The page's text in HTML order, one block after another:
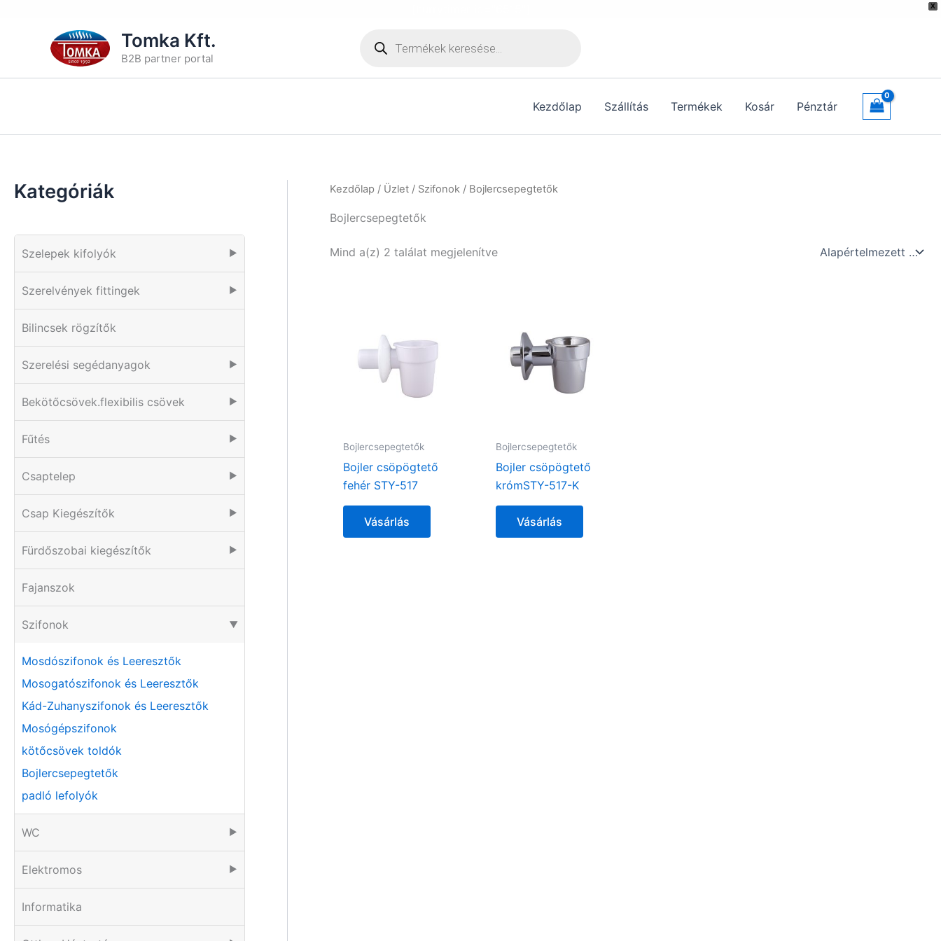
X
Tomka Kft.
B2B partner portal
search
Kezdőlap Szállítás Termékek Kosár Pénztár
Kategóriák
Szelepek kifolyók ▶
Szerelvények fittingek ▶
Bilincsek rögzítők
Szerelési segédanyagok ▶
Bekötőcsövek.flexibilis csövek ▶
Fűtés ▶
Csaptelep ▶
Csap Kiegészítők ▶
Fürdőszobai kiegészítők ▶
Fajanszok
Szifonok ▶
Mosdószifonok és Leeresztők
Mosogatószifonok és Leeresztők
Kád-Zuhanyszifonok és Leeresztők
Mosógépszifonok
kötőcsövek toldók
Bojlercsepegtetők
padló lefolyók
WC ▶
Elektromos ▶
Informatika
Kezdőlap / Üzlet / Szifonok / Bojlercsepegtetők
Bojlercsepegtetők
Mind a(z) 2 találat megjelenítve
Bojlercsepegtetők
Bojler csöpögtető
fehér STY-517
Vásárlás
Bojlercsepegtetők
Bojler csöpögtető
krómSTY-517-K
Vásárlás